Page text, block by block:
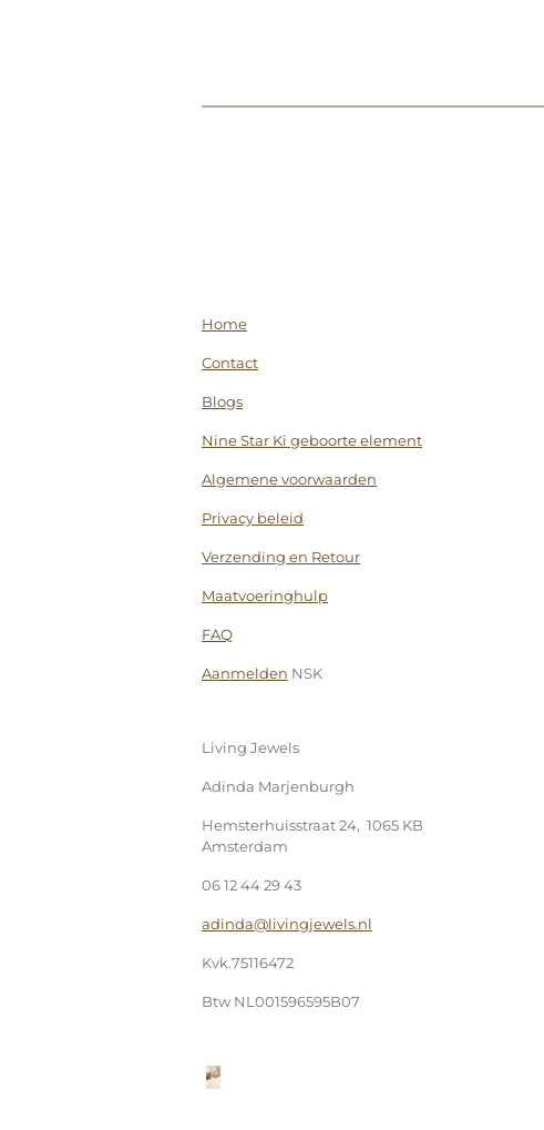
Home
Contact
Blogs
Nine Star Ki geboorte element
Algemene voorwaarden
Privacy beleid
Verzending en Retour
Maatvoeringhulp
FAQ
Aanmelden NSK
Living Jewels
Adinda Marjenburgh
Hemsterhuisstraat 24, 1065 KB
Amsterdam
06 12 44 29 43
adinda@livingjewels.nl
Kvk.75116472
Btw NL001596595B07